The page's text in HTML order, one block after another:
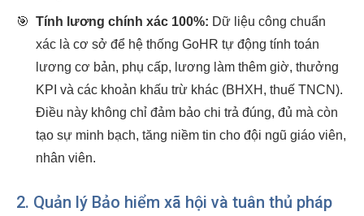
🎯 Tính lương chính xác 100%: Dữ liệu công chuẩn
xác là cơ sở để hệ thống GoHR tự động tính toán
lương cơ bản, phụ cấp, lương làm thêm giờ, thưởng
KPI và các khoản khấu trừ khác (BHXH, thuế TNCN).
Điều này không chỉ đảm bảo chi trả đúng, đủ mà còn
tạo sự minh bạch, tăng niềm tin cho đội ngũ giáo viên,
nhân viên.
2. Quản lý Bảo hiểm xã hội và tuân thủ pháp